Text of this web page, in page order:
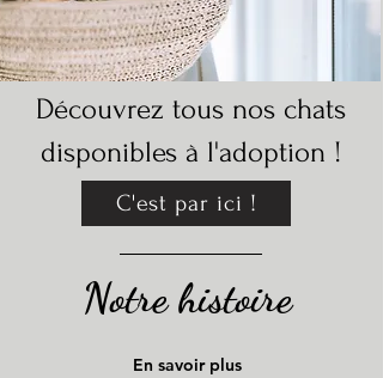
Découvrez tous nos chats
disponibles à l'adoption !
C'est par ici !
Notre histoire
En savoir plus